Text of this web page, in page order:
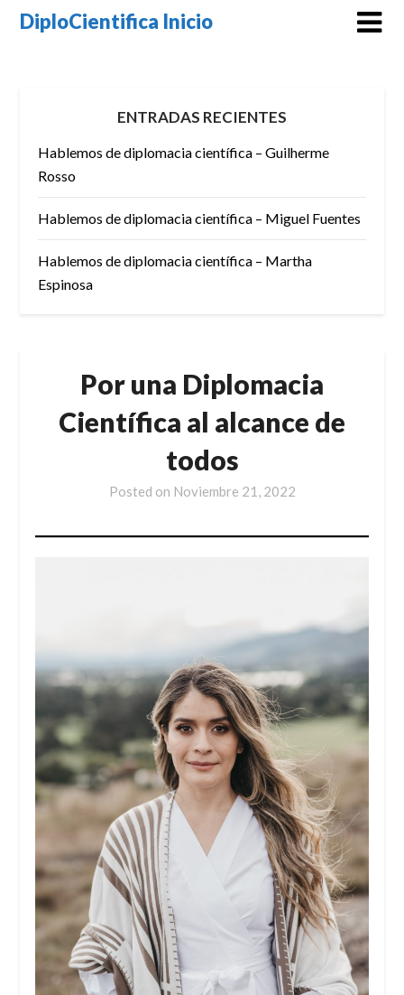
SkipDiploCientifica Inicio
ENTRADAS RECIENTES
Hablemos de diplomacia científica – Guilherme
Rosso
Hablemos de diplomacia científica – Miguel Fuentes
Hablemos de diplomacia científica – Martha
Espinosa
Por una Diplomacia
Científica al alcance de
todos
Posted on Noviembre 21, 2022